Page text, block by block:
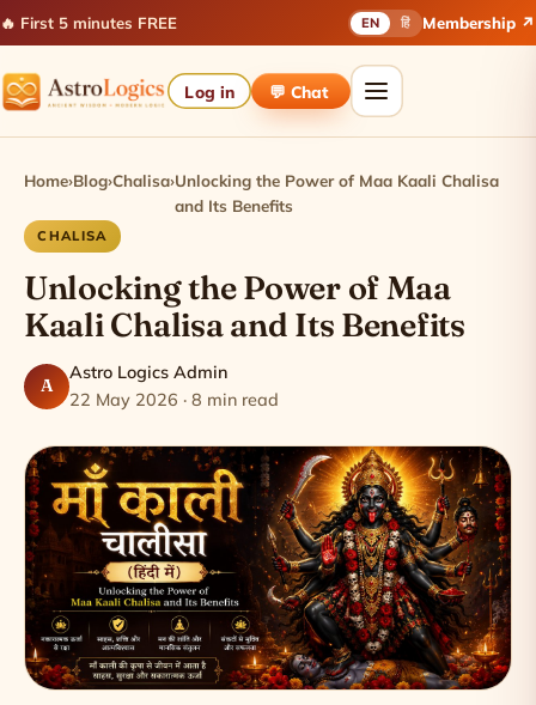
🔥 First 5 minutes FREE EN हिं Membership ↗
Log in 💬 Chat
Home›Blog›Chalisa›Unlocking the Power of Maa Kaali Chalisa
and Its Benefits
CHALISA
Unlocking the Power of Maa
Kaali Chalisa and Its Benefits
A
Astro Logics Admin
22 May 2026 · 8 min read